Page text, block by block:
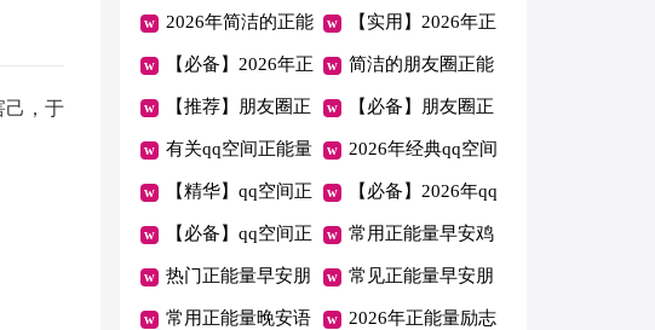
，于
2026年简洁的正能
量语句集合89句
【实用】2026年正
能量语句集合38句
【必备】2026年正
能量语句39条
简洁的朋友圈正能
量语句合集66条
【推荐】朋友圈正
能量语句集合30句
【必备】朋友圈正
能量语句80条
有关qq空间正能量
语句集锦66句
2026年经典qq空间
正能量语句汇总65
条
【精华】qq空间正
能量语句合集88句
【必备】2026年qq
空间正能量语句合
集45句
【必备】qq空间正
能量语句汇编98句
常用正能量早安鸡
汤汇总（通用70
句）
热门正能量早安朋
友圈（通用85句）
常见正能量早安朋
友圈汇总（通用80
常用正能量晚安语 2026年正能量励志